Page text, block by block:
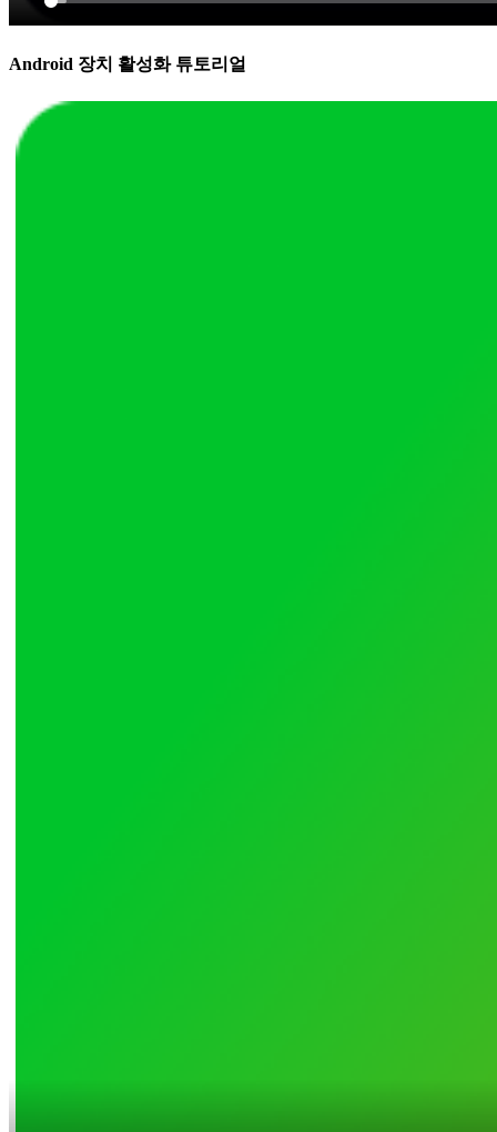
Android 장치 활성화 튜토리얼